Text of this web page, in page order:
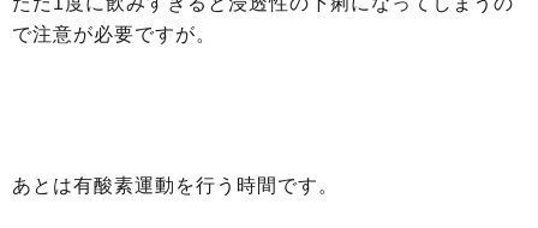
で注意が必要ですが。
あとは有酸素運動を行う時間です。